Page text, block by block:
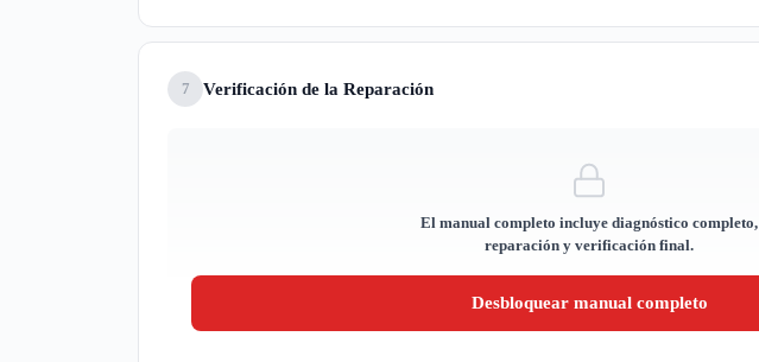
7 Verificación de la Reparación
El manual completo incluye diagnóstico completo,
reparación y verificación final.
Desbloquear manual completo